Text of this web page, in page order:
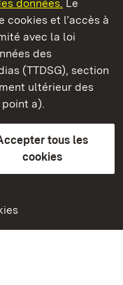
données. Le
cookies et l’accès à
avec la loi
des
(TTDSG), section
ultérieur des
point a).
tous les
cookies
Wurtemberg
des données